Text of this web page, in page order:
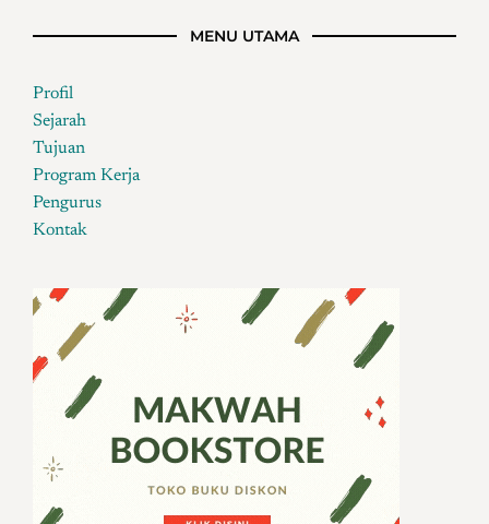
MENU UTAMA
Profil
Sejarah
Tujuan
Program Kerja
Pengurus
Kontak